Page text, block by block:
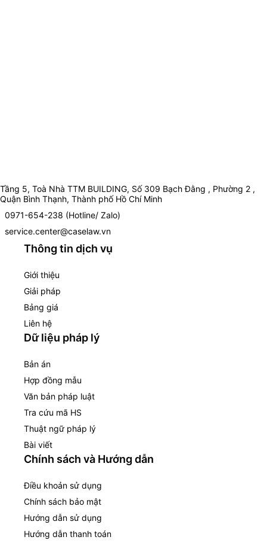
Tầng 5, Toà Nhà TTM BUILDING, Số 309 Bạch Đằng , Phường 2 ,
Quận Bình Thạnh, Thành phố Hồ Chí Minh
0971-654-238 (Hotline/ Zalo)
service.center@caselaw.vn
Thông tin dịch vụ
Giới thiệu
Giải pháp
Bảng giá
Liên hệ
Dữ liệu pháp lý
Bản án
Hợp đồng mẫu
Văn bản pháp luật
Tra cứu mã HS
Thuật ngữ pháp lý
Bài viết
Chính sách và Hướng dẫn
Điều khoản sử dụng
Chính sách bảo mật
Hướng dẫn sử dụng
Hướng dẫn thanh toán